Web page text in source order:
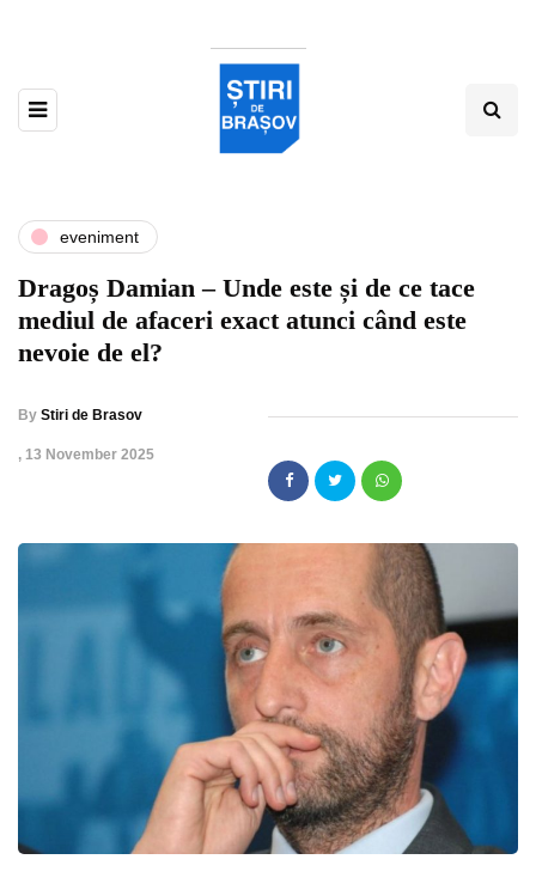
eveniment
Dragoș Damian – Unde este și de ce tace
mediul de afaceri exact atunci când este
nevoie de el?
By Stiri de Brasov
, 13 November 2025